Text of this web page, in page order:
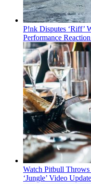
P!nk Disputes ‘Riff’
Performance
Watch Pitbull
‘Jungle’ Video